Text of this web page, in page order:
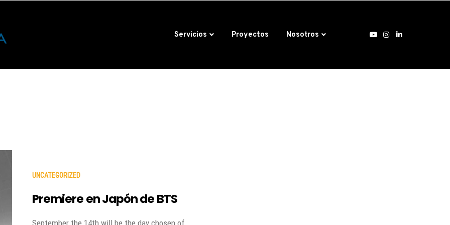
Servicios Proyectos Nosotros
UNCATEGORIZED
Premiere en Japón de BTS
September the 14th will be the day chosen of